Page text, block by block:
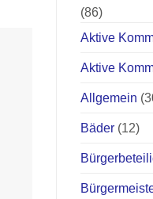
(86)
Aktive
Aktive
Allgemein
Bäder (12)